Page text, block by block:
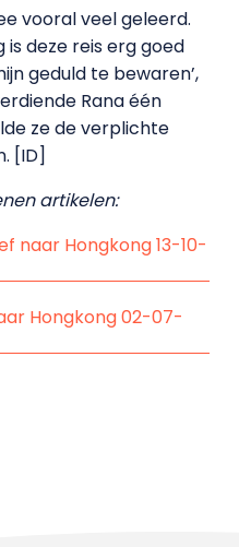
vooral veel geleerd.
is deze reis erg goed
geduld te bewaren’,
Rana één
ze de verplichte
[ID]
artikelen:
naar Hongkong 13-10-
Hongkong 02-07-